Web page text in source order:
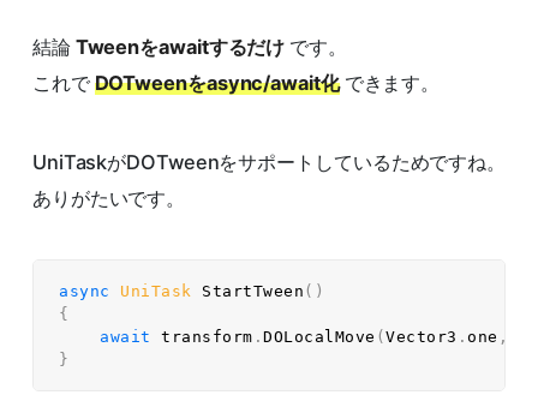
結論 Tweenをawaitするだけ です。
これで DOTweenをasync/await化できます。
UniTaskがDOTweenをサポートしているためですね。
ありがたいです。
async UniTask StartTween ( )
{
await
transform .DOLocalMove (Vector3 .one ,
}